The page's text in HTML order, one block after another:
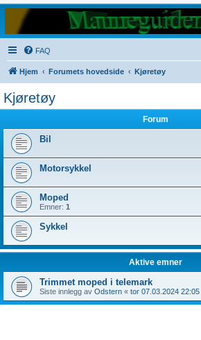
FAQ
Hjem Forumets hovedside Kjøretøy
Kjøretøy
Forum
Bil
Motorsykkel
Moped
Emner: 1
Sykkel
Aktive emner
Trimmet moped i telemark
Siste innlegg av Odstern « tor 07.03.2024 22:05